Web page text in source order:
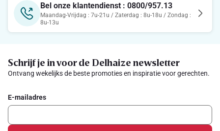
Bel onze klantendienst : 0800/957.13
Maandag-Vrijdag : 7u-21u / Zaterdag : 8u-18u / Zondag :
8u-13u
Schrijf je in voor de Delhaize newsletter
Ontvang wekelijks de beste promoties en inspiratie voor gerechten.
E-mailadres